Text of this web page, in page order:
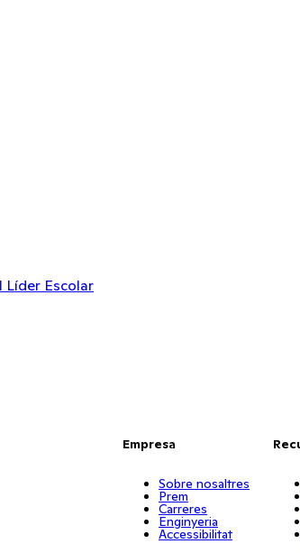
Líder Escolar
Empresa
Sobre nosaltres
Prem
Carreres
Enginyeria
Accessibilitat